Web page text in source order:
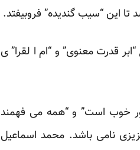
این “سیب گندیده” فروبیفتد.
قدرت معنوی” و “ام ا لقرا” ی
خوب است” و “همه می فهمند
نامی باشد. محمد اسماعیل